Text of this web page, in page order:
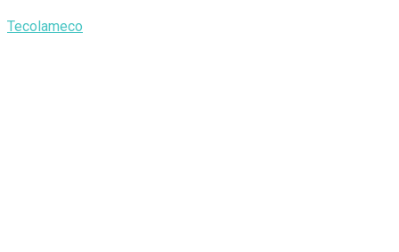
Tecolameco